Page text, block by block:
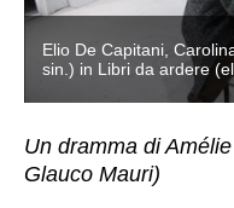
Elio De Capitani,
sin.) in Libri da ardere
Un dramma di
Glauco Mauri)